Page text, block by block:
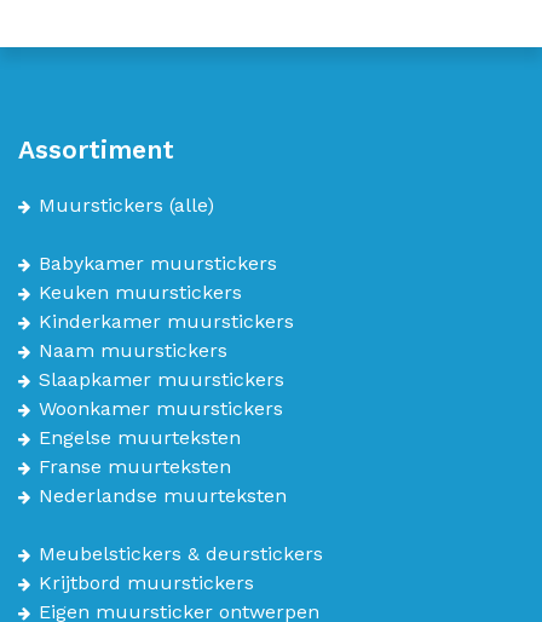
Assortiment
Muurstickers (alle)
Babykamer muurstickers
Keuken muurstickers
Kinderkamer muurstickers
Naam muurstickers
Slaapkamer muurstickers
Woonkamer muurstickers
Engelse muurteksten
Franse muurteksten
Nederlandse muurteksten
Meubelstickers & deurstickers
Krijtbord muurstickers
Eigen muursticker ontwerpen